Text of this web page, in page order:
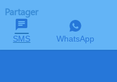
Partager
SMS WhatsApp